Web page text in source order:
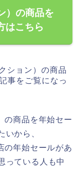
）の商品を
はこちら
ション）の商品
事をご覧になっ
の商品を年始セー
いから、
の年始セールがあ
っている人も中